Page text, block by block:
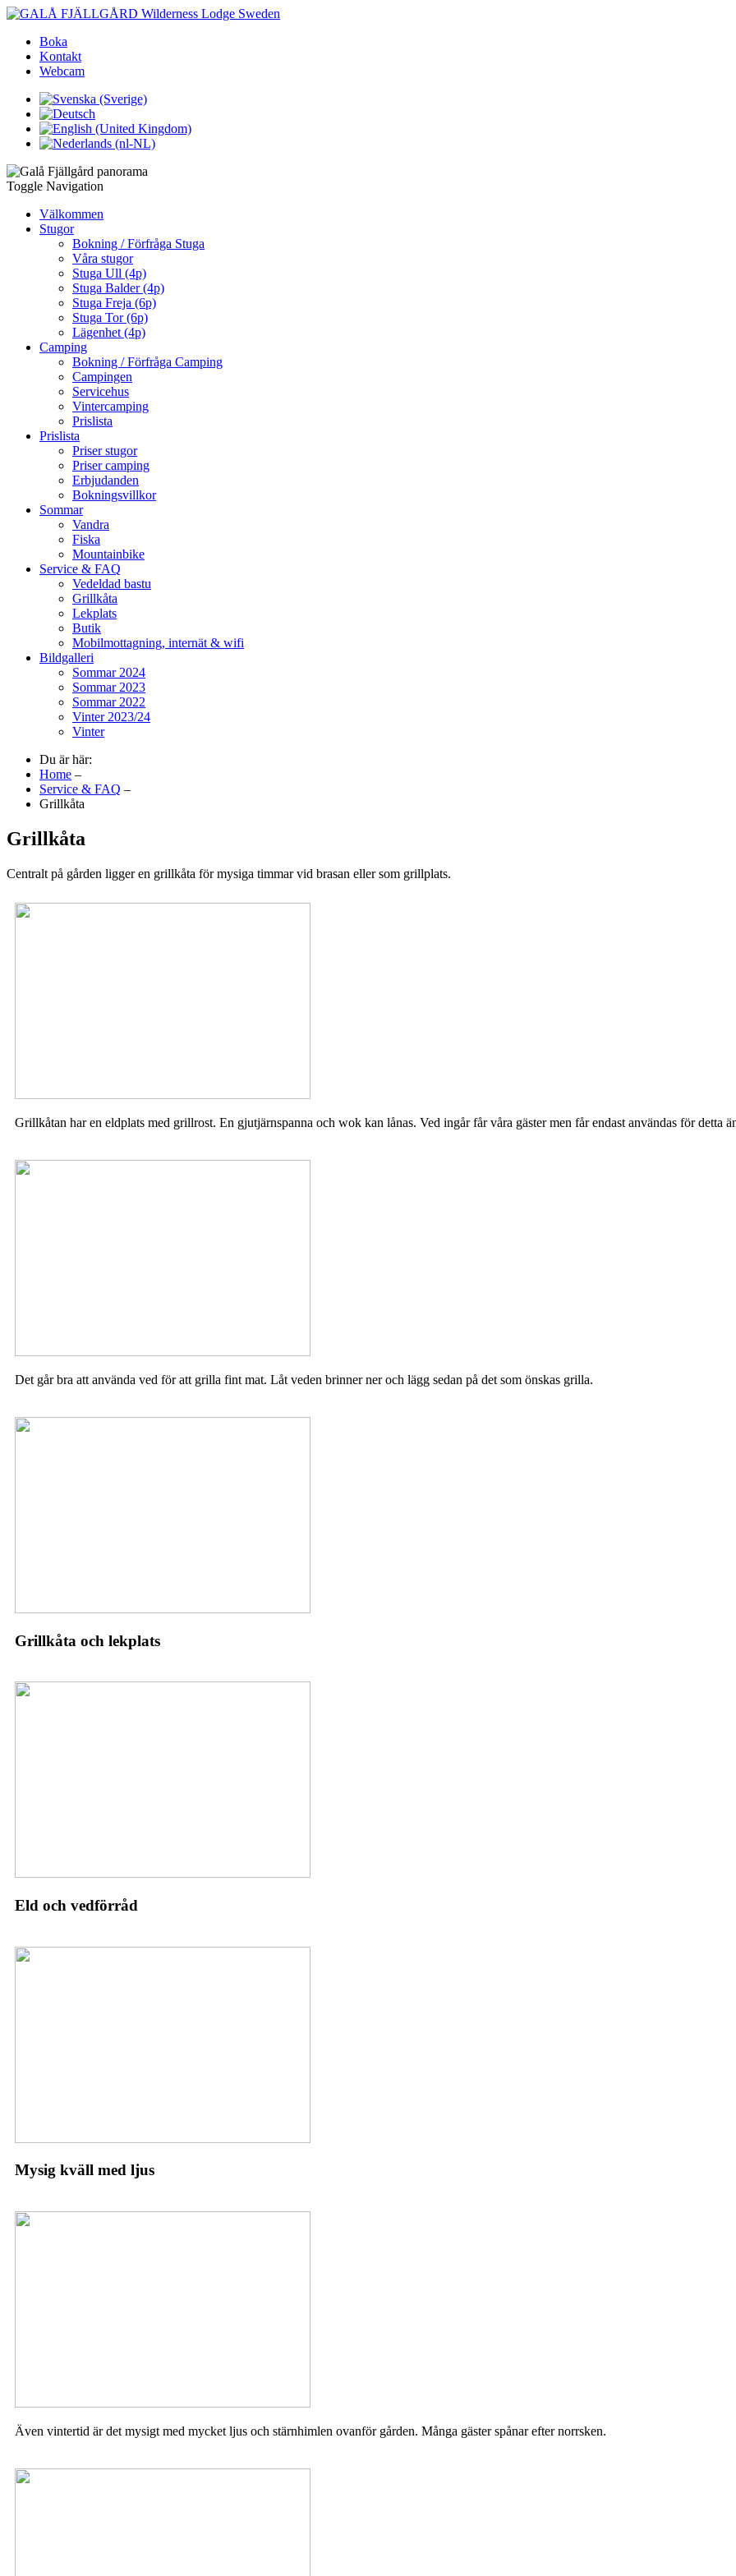
Boka
Kontakt
Webcam
Toggle Navigation
Välkommen
Stugor
Bokning / Förfråga Stuga
Våra stugor
Stuga Ull (4p)
Stuga Balder (4p)
Stuga Freja (6p)
Stuga Tor (6p)
Lägenhet (4p)
Camping
Bokning / Förfråga Camping
Campingen
Servicehus
Vintercamping
Prislista
Prislista
Priser stugor
Priser camping
Erbjudanden
Bokningsvillkor
Sommar
Vandra
Fiska
Mountainbike
Service & FAQ
Vedeldad bastu
Grillkåta
Lekplats
Butik
Mobilmottagning, internät & wifi
Bildgalleri
Sommar 2024
Sommar 2023
Sommar 2022
Vinter 2023/24
Vinter
Du är här:
Home –
Service & FAQ –
Grillkåta
Grillkåta
Centralt på gården ligger en grillkåta för mysiga timmar vid brasan eller som grillplats.
Grillkåtan har en eldplats med grillrost. En gjutjärnspanna och wok kan lånas. Ved ingår får våra gäster men får endast användas för detta
Det går bra att använda ved för att grilla fint mat. Låt veden brinner ner och lägg sedan på det som önskas grilla.
Grillkåta och lekplats
Eld och vedförråd
Mysig kväll med ljus
Även vintertid är det mysigt med mycket ljus och stärnhimlen ovanför gården. Många gäster spånar efter norrsken.